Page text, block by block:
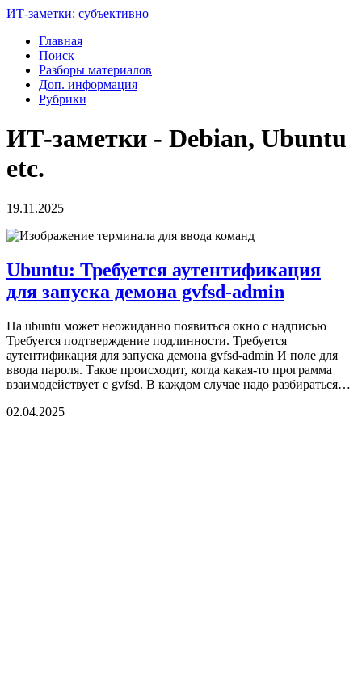
ИТ-заметки: субъективно
Главная
Поиск
Разборы материалов
Доп. информация
Рубрики
ИТ-заметки - Debian, Ubuntu
etc.
19.11.2025
Ubuntu: Требуется аутентификация
для запуска демона gvfsd-admin
На ubuntu может неожиданно появиться окно с надписью
Требуется подтверждение подлинности. Требуется
аутентификация для запуска демона gvfsd-admin И поле для
ввода пароля. Такое происходит, когда какая-то программа
взаимодействует с gvfsd. В каждом случае надо разбираться…
02.04.2025